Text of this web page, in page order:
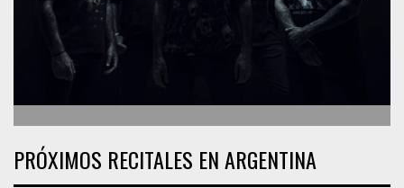
PRÓXIMOS RECITALES EN ARGENTINA